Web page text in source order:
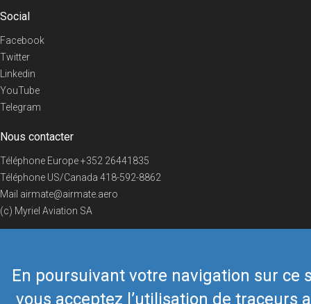
En poursuivant votre navigation sur ce
vous acceptez l’utilisation de traceurs
Social
Facebook
Twitter
Linkedin
YouTube
Telegram
Nous contacter
Téléphone Europe+352 26441835
Téléphone US/Canada 418-592-8862
Mail airmate@airmate.aero
(c) Myriel Aviation SA
© 2019 Airmate - Conditions d'utilisation -Vie privée Back to top